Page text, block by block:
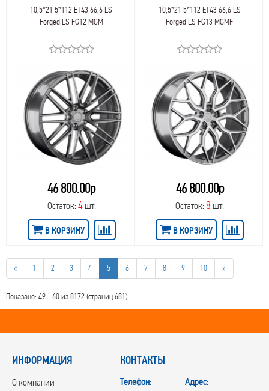
112
139,0
164
176
281
Replay Replica Mazda
Replay Replica Mercedes
Replay Replica Nissan
Replay Replica Opel
Replay Replica Peugeot
Replay Replica Porsche
Replay Replica Renault
Replay Replica Skoda
Replay Replica Subaru
Replay Replica Suzuki
Replay Replica Toyota
Replay Replica Volvo
Replica BMW
Replica Changan
Replica FAW
Replica Ford
Replica Hyundai
Replica Jac
RepliKey
Rial
RPLC
RW
Skad
10,5*21 5*112 ET43 66,6 LS
Forged LS FG12 MGM
46 800.00р
Остаток: 4шт.
В КОРЗИНУ
10,5*21 5*112 ET43 66,6 LS
Forged LS FG13 MGMF
46 800.00р
Остаток:8 шт.
В КОРЗИНУ
« 1 2 3 4 5 6 7 8 9 10 »
Показано: 49 - 60 из 8172 (страниц 681)
ИНФОРМАЦИЯ
О компании
КОНТАКТЫ
Телефон:
Адрес: